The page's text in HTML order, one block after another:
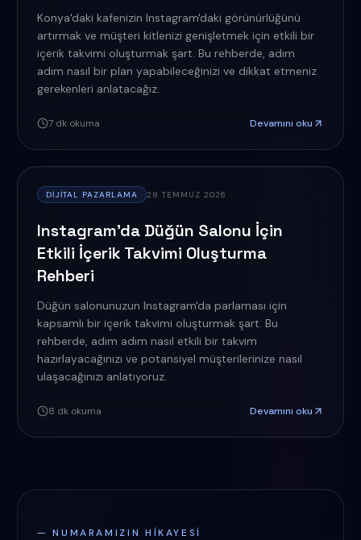
Konya'daki kafenizin Instagram'daki görünürlüğünü
artırmak ve müşteri kitlenizi genişletmek için etkili bir
içerik takvimi oluşturmak şart. Bu rehberde, adım
adım nasıl bir plan yapabileceğinizi ve dikkat etmeniz
gerekenleri anlatacağız.
7dk okuma Devamını oku
DIJITAL PAZARLAMA 28 TEMMUZ 2026
Instagram'da Düğün Salonu İçin
Etkili İçerik Takvimi Oluşturma
Rehberi
Düğün salonunuzun Instagram'da parlaması için
kapsamlı bir içerik takvimi oluşturmak şart. Bu
rehberde, adım adım nasıl etkili bir takvim
hazırlayacağınızı ve potansiyel müşterilerinize nasıl
ulaşacağınızı anlatıyoruz.
8 dk okuma Devamını oku
— NUMARAMIZIN HIKAYESI